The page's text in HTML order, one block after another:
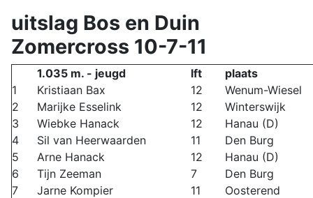
uitslag Bos en Duin
Zomercross 10-7-11
1.035 m. - jeugd lft
plaats
1
Kristiaan Bax 12
Wenum-Wiesel
2
Marijke Esselink 12
Winterswijk
3
Wiebke Hanack 12
Hanau (D)
4
Sil van Heerwaarden 11
Den Burg
5
Arne Hanack 12
Hanau (D)
6
Tijn Zeeman 7
Den Burg
7
Jarne Kompier 11
Oosterend